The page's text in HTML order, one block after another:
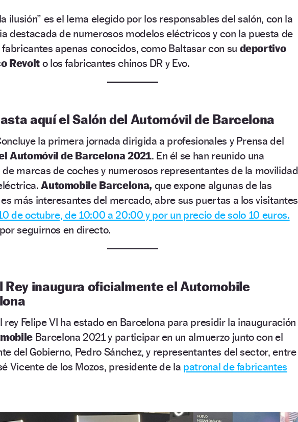
ilusión” es el lema elegido por los responsables del salón, con la
destacada de numerosos modelos eléctricos y con la puesta de
apenas conocidos, como Baltasar con su deportivo
Revolto los fabricantes chinos DR y Evo.
aquí el Salón del Automóvil de Barcelona
la primera jornada dirigida a profesionales y Prensa del
Automóvil de Barcelona 2021. En él se han reunido una
de marcas de coches y numerosos representantes de la movilidad
Automobile Barcelona, que expone algunas de las
más interesantes del mercado, abre sus puertas a los visitantes
de octubre, de 10:00 a 20:00 y por un precio de solo 10 euros.
seguirnos en directo.
Rey inaugura oficialmente el Automobile
rey Felipe VI ha estado en Barcelona para presidir la inauguración
Barcelona 2021 y participar en un almuerzo junto con el
del Gobierno, Pedro Sánchez, y representantes del sector, entre
Vicente de los Mozos, presidente de la patronal de fabricantes